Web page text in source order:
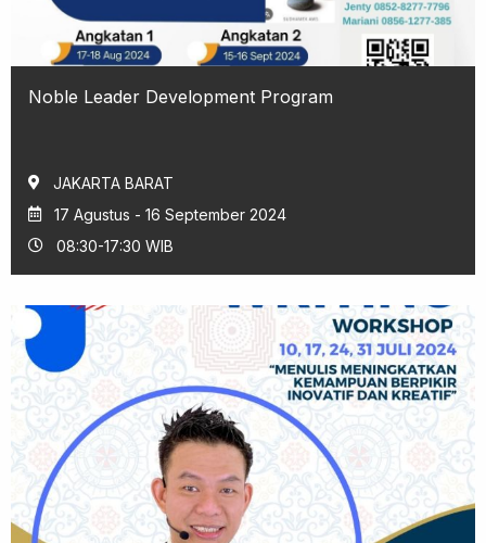
Noble Leader Development Program
JAKARTA BARAT
17 Agustus - 16 September 2024
08:30-17:30 WIB